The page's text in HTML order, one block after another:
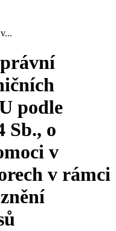
podle
Sb., o
v
v rámci